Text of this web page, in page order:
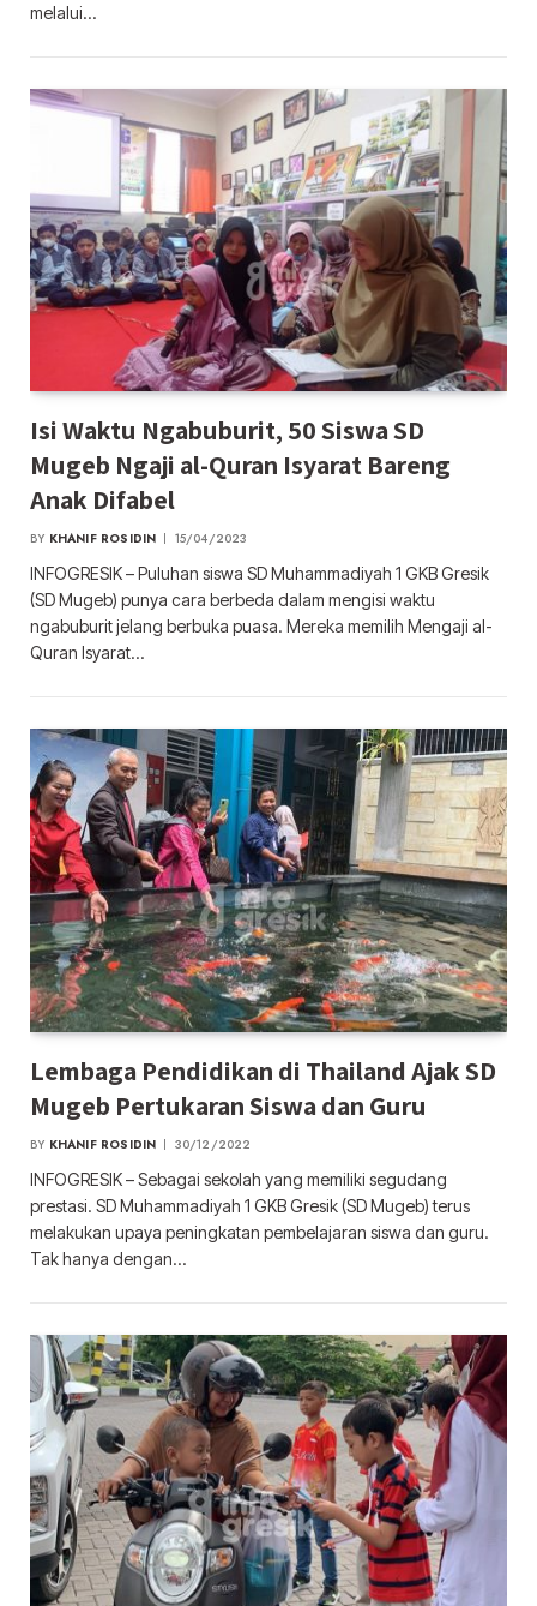
melalui…
Isi Waktu Ngabuburit, 50 Siswa SD
Mugeb Ngaji al-Quran Isyarat Bareng
Anak Difabel
BY KHANIF ROSIDIN 15/04/2023
INFOGRESIK – Puluhan siswa SD Muhammadiyah 1 GKB Gresik
(SD Mugeb) punya cara berbeda dalam mengisi waktu
ngabuburit jelang berbuka puasa. Mereka memilih Mengaji al-
Quran Isyarat…
Lembaga Pendidikan di Thailand Ajak SD
Mugeb Pertukaran Siswa dan Guru
BY KHANIF ROSIDIN 30/12/2022
INFOGRESIK – Sebagai sekolah yang memiliki segudang
prestasi. SD Muhammadiyah 1 GKB Gresik (SD Mugeb) terus
melakukan upaya peningkatan pembelajaran siswa dan guru.
Tak hanya dengan…